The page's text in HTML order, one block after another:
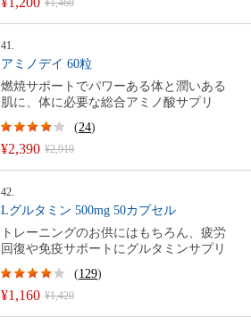
41.
アミノデイ 60粒
燃焼サポートでパワーある体と潤いある
肌に、体に必要な総合アミノ酸サプリ
¥2,390 ¥2,910
(24)
42.
Lグルタミン 500mg 50カプセル
トレーニングのお供にはもちろん、疲労
回復や免疫サポートにグルタミンサプリ
¥1,160 ¥1,420
(129)